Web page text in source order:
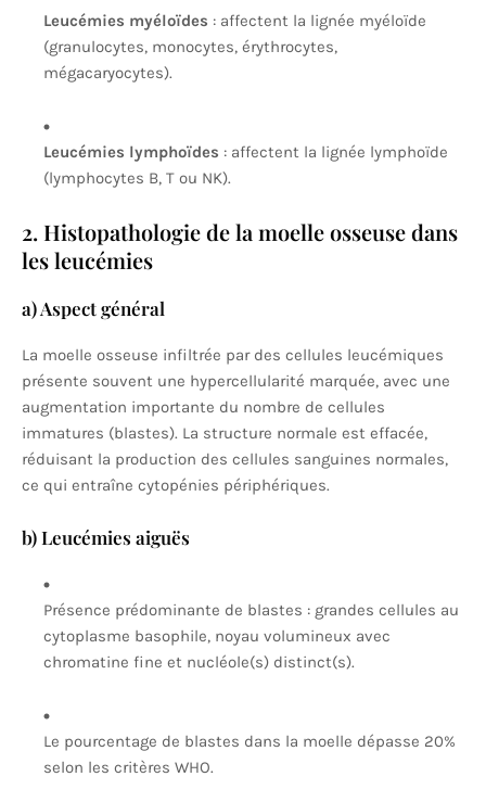
Leucémies myéloïdes : affectent la lignée myéloïde
(granulocytes, monocytes, érythrocytes,
mégacaryocytes).
Leucémies lymphoïdes : affectent la lignée lymphoïde
(lymphocytes B, T ou NK).
2. Histopathologie de la moelle osseuse dans
les leucémies
a) Aspect général
La moelle osseuse infiltrée par des cellules leucémiques
présente souvent une hypercellularité marquée, avec une
augmentation importante du nombre de cellules
immatures (blastes). La structure normale est effacée,
réduisant la production des cellules sanguines normales,
ce qui entraîne cytopénies périphériques.
b) Leucémies aiguës
Présence prédominante de blastes : grandes cellules au
cytoplasme basophile, noyau volumineux avec
chromatine fine et nucléole(s) distinct(s).
Le pourcentage de blastes dans la moelle dépasse 20%
selon les critères WHO.